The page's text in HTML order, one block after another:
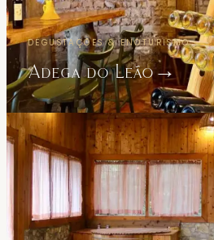
DEGUSTAÇÕES & ENOTURISMO
Adega do Leão→